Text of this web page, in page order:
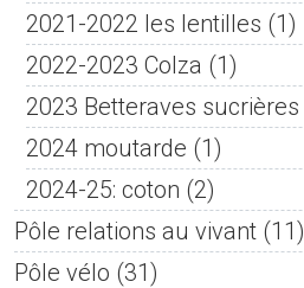
2021-2022 les lentilles (1)
2022-2023 Colza (1)
2023 Betteraves sucrières
2024 moutarde (1)
2024-25: coton (2)
Pôle relations au vivant (11)
Pôle vélo (31)